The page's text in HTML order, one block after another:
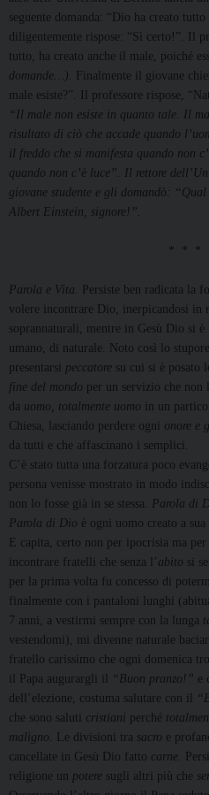
seguente domanda: “Dio ha creato
diligentemente rispose: “Sì certo!”. Il
tutto, ha creato anche il male, poiché
domande…).
Finalmente il giovane
male esiste?”. Il professore rispose,
“Il male non esiste in quanto tale. Il
risultato di ciò che accade quando
il freddo che si manifesta quando non
quando non c’è luce”. Il rettore
giovane studente e gli domandò:
Albert Einstein, signore!”.
* * *
Parola e Vita.
Persiste ben radicata la
volere incontrare Dio, inerpicandosi in
soprannaturali, mentre in Gesù Dio si è
umano, di naturale. Noto così lo stupore
presentarsi peccatore su cui si è posato
fine del mondo per un servizio che
da uomo, totalmente uomo in un
Chiesa, lasciando perdere ogni onore e
da tutti e che affascinano i semplici.
C’è stato tutta una forzatura poco
persona venisse mostrato in modo
non lo fosse già in se stessa. Parola di
Parola di Dio è ogni uomo creato a
E capita, certo non per ipocrisia ma
incontrare fratelli che senza l’ abito si
per la prima volta fu concesso di
finalmente con i pantaloni lunghi
7 anni, a vestirmi sempre con la lunga
vestendomi), mi divenne naturale
fratello carissimo che ogni domenica
il Papa augurargli il
“Buon pranzo!” e
dell’elezione, costuma salutare con il
che sono saluti cristiani perché
maligno.
Le divisioni tra sacro e
cancellate in Gesù Dio fatto carne.
religione un potere sugli altri più che